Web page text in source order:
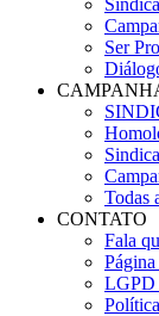
Ser
Todas
CONTATO
Fala